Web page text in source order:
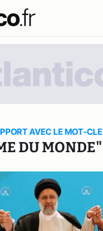
AVEC LE MOT-CLE
DU MONDE"